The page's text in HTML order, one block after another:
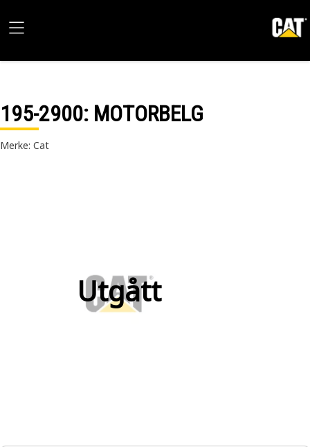
195-2900: MOTORBELG
Merke: Cat
Utgått